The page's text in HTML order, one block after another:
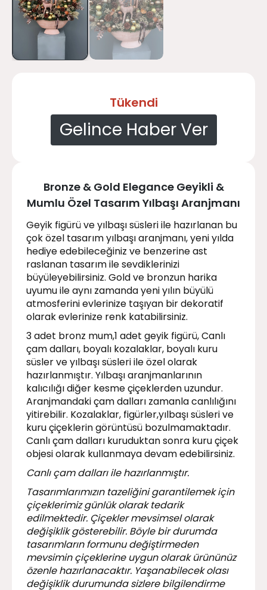
Tükendi
Gelince Haber Ver
Bronze & Gold Elegance Geyikli &
Mumlu Özel Tasarım Yılbaşı Aranjmanı
Geyik figürü ve yılbaşı süsleri ile hazırlanan bu
çok özel tasarım yılbaşı aranjmanı, yeni yılda
hediye edebileceğiniz ve benzerine ast
raslanan tasarım ile sevdiklerinizi
büyüleyebilirsiniz. Gold ve bronzun harika
uyumu ile aynı zamanda yeni yılın büyülü
atmosferini evlerinize taşıyan bir dekoratif
olarak evlerinize renk katabilirsiniz.
3 adet bronz mum,1 adet geyik figürü, Canlı
çam dalları, boyalı kozalaklar, boyalı kuru
süsler ve yılbaşı süsleri ile özel olarak
hazırlanmıştır. Yılbaşı aranjmanlarının
kalıcılığı diğer kesme çiçeklerden uzundur.
Aranjmandaki çam dalları zamanla canlılığını
yitirebilir. Kozalaklar, figürler,yılbaşı süsleri ve
kuru çiçeklerin görüntüsü bozulmamaktadır.
Canlı çam dalları kuruduktan sonra kuru çiçek
objesi olarak kullanmaya devam edebilirsiniz.
Canlı çam dalları ile hazırlanmıştır.
Tasarımlarımızın tazeliğini garantilemek için
çiçeklerimiz günlük olarak tedarik
edilmektedir. Çiçekler mevsimsel olarak
değişiklik gösterebilir. Böyle bir durumda
tasarımların formunu değiştirmeden
mevsimin çiçeklerine uygun olarak ürününüz
özenle hazırlanacaktır. Yaşanabilecek olası
değişiklik durumunda sizlere bilgilendirme